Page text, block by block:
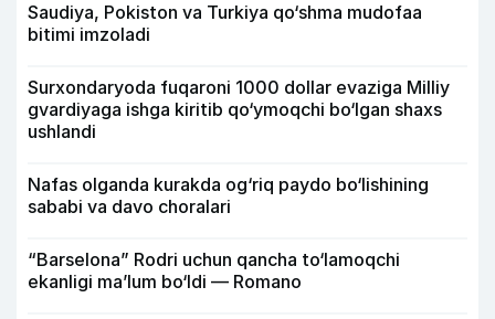
Saudiya, Pokiston va Turkiya qo‘shma mudofaa
bitimi imzoladi
Surxondaryoda fuqaroni 1000 dollar evaziga Milliy
gvardiyaga ishga kiritib qo‘ymoqchi bo‘lgan shaxs
ushlandi
Nafas olganda kurakda og‘riq paydo bo‘lishining
sababi va davo choralari
“Barselona” Rodri uchun qancha to‘lamoqchi
ekanligi ma’lum bo‘ldi — Romano